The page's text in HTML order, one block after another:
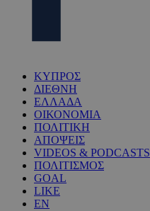
ΚΥΠΡΟΣ
ΔΙΕΘΝΗ
ΕΛΛΑΔΑ
ΟΙΚΟΝΟΜΙΑ
ΠΟΛΙΤΙΚΗ
ΑΠΟΨΕΙΣ
VIDEOS & PODCASTS
ΠΟΛΙΤΙΣΜΟΣ
GOAL
LIKE
EN